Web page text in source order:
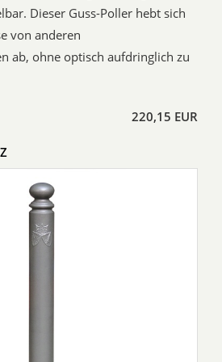
Dieser Guss-Poller hebt sich
von anderen
ab, ohne optisch aufdringlich zu
220,15 EUR